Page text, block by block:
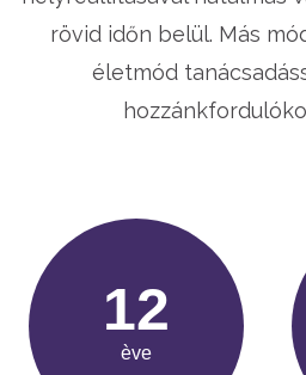
rövid időn belül. Más
életmód
15
ève